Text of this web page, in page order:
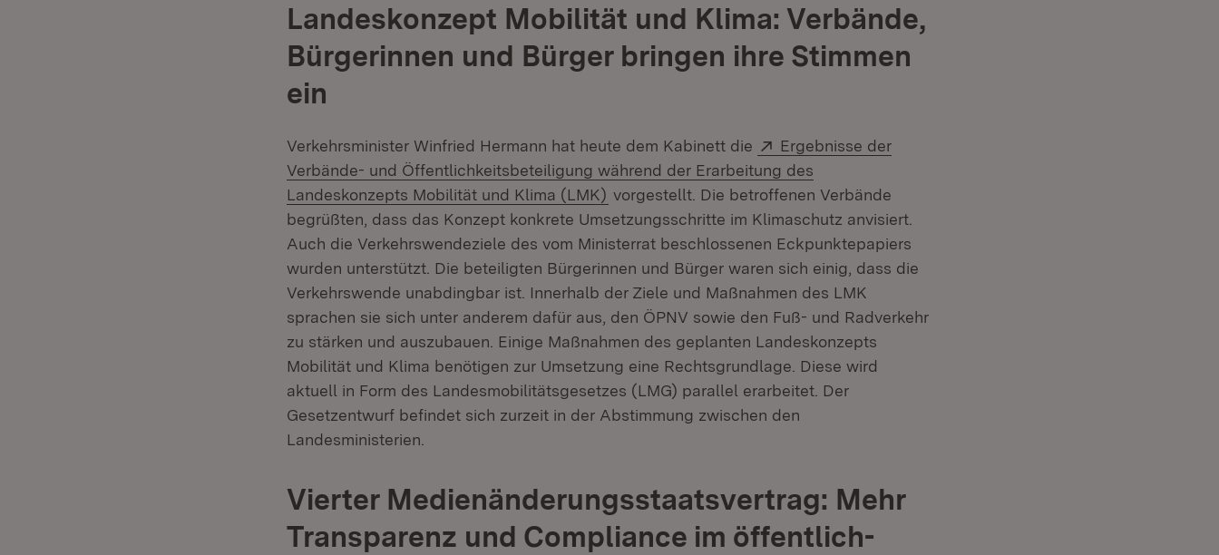
Landeskonzept Mobilität und Klima: Verbände,
Bürgerinnen und Bürger bringen ihre Stimmen
ein
Verkehrsminister Winfried Hermann hat heute dem Kabinett die Extern:
Ergebnisse der
Verbände- und Öffentlichkeitsbeteiligung während der Erarbeitung des
Landeskonzepts Mobilität und Klima (LMK) (Öffnet in neuem Fenster)
vorgestellt. Die betroffenen Verbände
begrüßten, dass das Konzept konkrete Umsetzungsschritte im Klimaschutz anvisiert.
Auch die Verkehrswendeziele des vom Ministerrat beschlossenen Eckpunktepapiers
wurden unterstützt. Die beteiligten Bürgerinnen und Bürger waren sich einig, dass die
Verkehrswende unabdingbar ist. Innerhalb der Ziele und Maßnahmen des LMK
sprachen sie sich unter anderem dafür aus, den ÖPNV sowie den Fuß- und Radverkehr
zu stärken und auszubauen. Einige Maßnahmen des geplanten Landeskonzepts
Mobilität und Klima benötigen zur Umsetzung eine Rechtsgrundlage. Diese wird
aktuell in Form des Landesmobilitätsgesetzes (LMG) parallel erarbeitet. Der
Gesetzentwurf befindet sich zurzeit in der Abstimmung zwischen den
Landesministerien.
Vierter Medienänderungsstaatsvertrag: Mehr
Transparenz und Compliance im öffentlich-